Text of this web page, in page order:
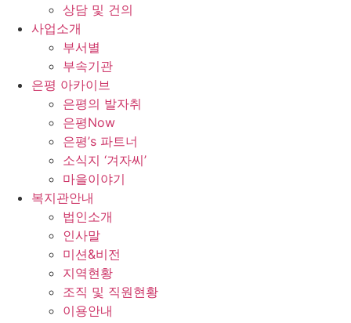
상담 및 건의
사업소개
부서별
부속기관
은평 아카이브
은평의 발자취
은평Now
은평’s 파트너
소식지 ‘겨자씨’
마을이야기
복지관안내
법인소개
인사말
미션&비전
지역현황
조직 및 직원현황
이용안내